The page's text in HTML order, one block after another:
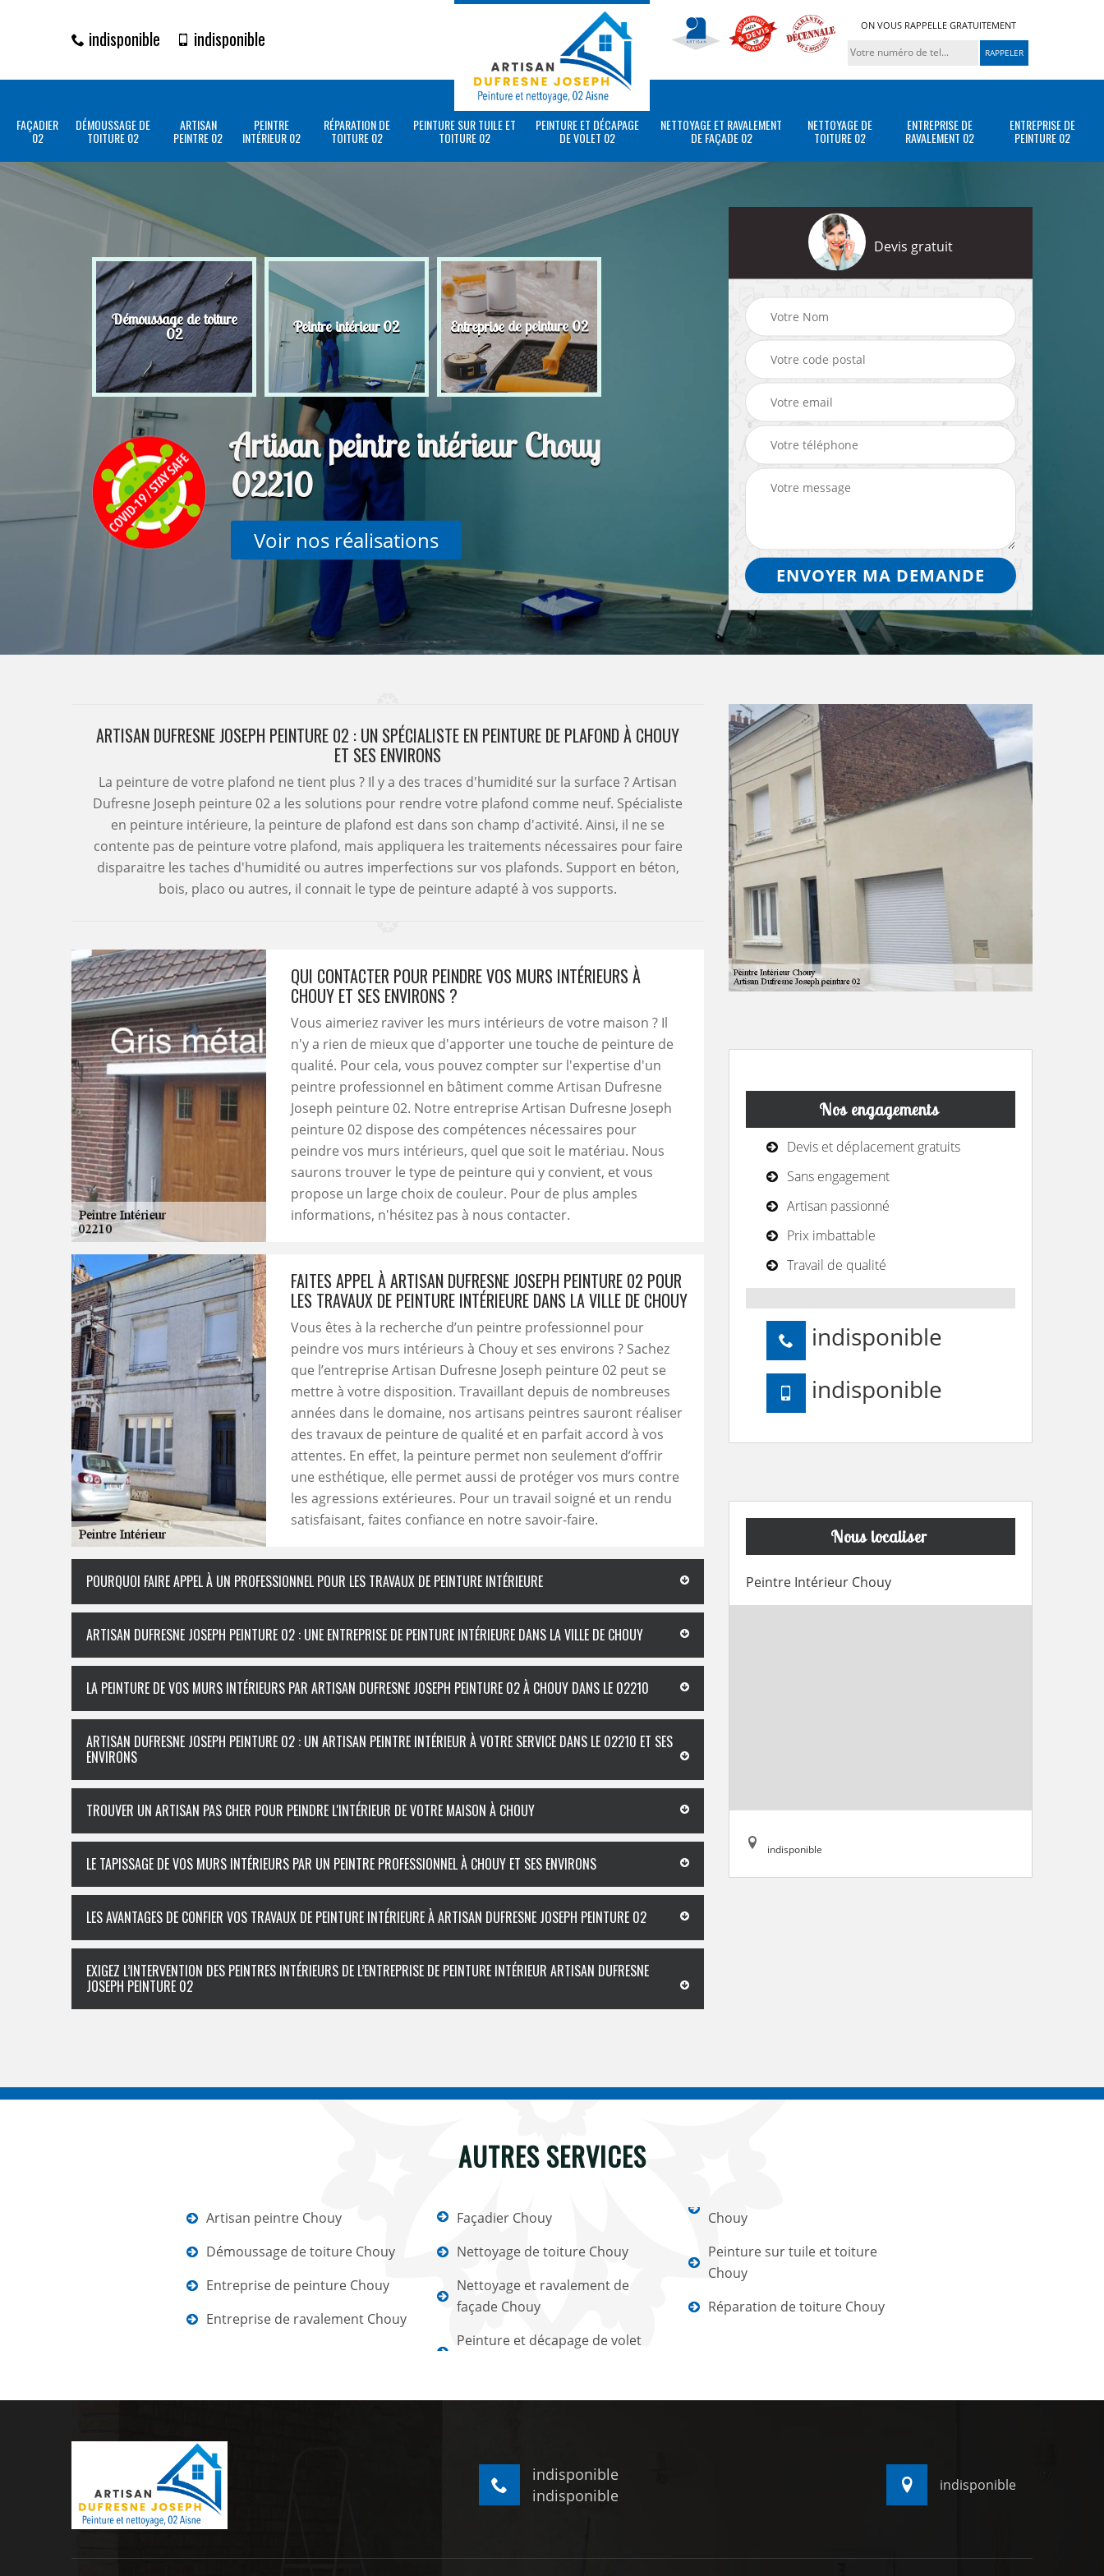
indisponible indisponible
ON VOUS RAPPELLE GRATUITEMENT
FAÇADIER
02
DÉMOUSSAGE DE
TOITURE 02
ARTISAN
PEINTRE 02
PEINTRE
INTÉRIEUR 02
RÉPARATION DE
TOITURE 02
PEINTURE SUR TUILE ET
TOITURE 02
PEINTURE ET DÉCAPAGE
DE VOLET 02
NETTOYAGE ET RAVALEMENT
DE FAÇADE 02
NETTOYAGE DE
TOITURE 02
ENTREPRISE DE
RAVALEMENT 02
ENTREPRISE DE
PEINTURE 02
Démoussage de toiture
02 Peintre intérieur 02 Entreprise de peinture 02
Artisan peintre intérieur Chouy
02210
Voir nos réalisations
Devis gratuit
ARTISAN DUFRESNE JOSEPH PEINTURE 02 : UN SPÉCIALISTE EN PEINTURE DE PLAFOND À CHOUY
ET SES ENVIRONS
La peinture de votre plafond ne tient plus ? Il y a des traces d'humidité sur la surface ? Artisan
Dufresne Joseph peinture 02 a les solutions pour rendre votre plafond comme neuf. Spécialiste
en peinture intérieure, la peinture de plafond est dans son champ d'activité. Ainsi, il ne se
contente pas de peinture votre plafond, mais appliquera les traitements nécessaires pour faire
disparaitre les taches d'humidité ou autres imperfections sur vos plafonds. Support en béton,
bois, placo ou autres, il connait le type de peinture adapté à vos supports.
QUI CONTACTER POUR PEINDRE VOS MURS INTÉRIEURS À
CHOUY ET SES ENVIRONS ?
Vous aimeriez raviver les murs intérieurs de votre maison ? Il
n'y a rien de mieux que d'apporter une touche de peinture de
qualité. Pour cela, vous pouvez compter sur l'expertise d'un
peintre professionnel en bâtiment comme Artisan Dufresne
Joseph peinture 02. Notre entreprise Artisan Dufresne Joseph
peinture 02 dispose des compétences nécessaires pour
peindre vos murs intérieurs, quel que soit le matériau. Nous
saurons trouver le type de peinture qui y convient, et vous
propose un large choix de couleur. Pour de plus amples
informations, n'hésitez pas à nous contacter.
FAITES APPEL À ARTISAN DUFRESNE JOSEPH PEINTURE 02 POUR
LES TRAVAUX DE PEINTURE INTÉRIEURE DANS LA VILLE DE CHOUY
Vous êtes à la recherche d’un peintre professionnel pour
peindre vos murs intérieurs à Chouy et ses environs ? Sachez
que l’entreprise Artisan Dufresne Joseph peinture 02 peut se
mettre à votre disposition. Travaillant depuis de nombreuses
années dans le domaine, nos artisans peintres sauront réaliser
des travaux de peinture de qualité et en parfait accord à vos
attentes. En effet, la peinture permet non seulement d’offrir
une esthétique, elle permet aussi de protéger vos murs contre
les agressions extérieures. Pour un travail soigné et un rendu
satisfaisant, faites confiance en notre savoir-faire.
POURQUOI FAIRE APPEL À UN PROFESSIONNEL POUR LES TRAVAUX DE PEINTURE INTÉRIEURE
ARTISAN DUFRESNE JOSEPH PEINTURE 02 : UNE ENTREPRISE DE PEINTURE INTÉRIEURE DANS LA VILLE DE CHOUY
LA PEINTURE DE VOS MURS INTÉRIEURS PAR ARTISAN DUFRESNE JOSEPH PEINTURE 02 À CHOUY DANS LE 02210
ARTISAN DUFRESNE JOSEPH PEINTURE 02 : UN ARTISAN PEINTRE INTÉRIEUR À VOTRE SERVICE DANS LE 02210 ET SES
ENVIRONS
TROUVER UN ARTISAN PAS CHER POUR PEINDRE L'INTÉRIEUR DE VOTRE MAISON À CHOUY
LE TAPISSAGE DE VOS MURS INTÉRIEURS PAR UN PEINTRE PROFESSIONNEL À CHOUY ET SES ENVIRONS
LES AVANTAGES DE CONFIER VOS TRAVAUX DE PEINTURE INTÉRIEURE À ARTISAN DUFRESNE JOSEPH PEINTURE 02
EXIGEZ L’INTERVENTION DES PEINTRES INTÉRIEURS DE L’ENTREPRISE DE PEINTURE INTÉRIEUR ARTISAN DUFRESNE
JOSEPH PEINTURE 02
Nos engagements
Devis et déplacement gratuits
Sans engagement
Artisan passionné
Prix imbattable
Travail de qualité
indisponible
indisponible
Nous localiser
Peintre Intérieur Chouy
indisponible
AUTRES SERVICES
Artisan peintre Chouy
Démoussage de toiture Chouy
Entreprise de peinture Chouy
Entreprise de ravalement Chouy
Façadier Chouy
Nettoyage de toiture Chouy
Nettoyage et ravalement de
façade Chouy
Peinture et décapage de volet
Chouy
Peinture sur tuile et toiture
Chouy
Réparation de toiture Chouy
indisponible
indisponible
indisponible